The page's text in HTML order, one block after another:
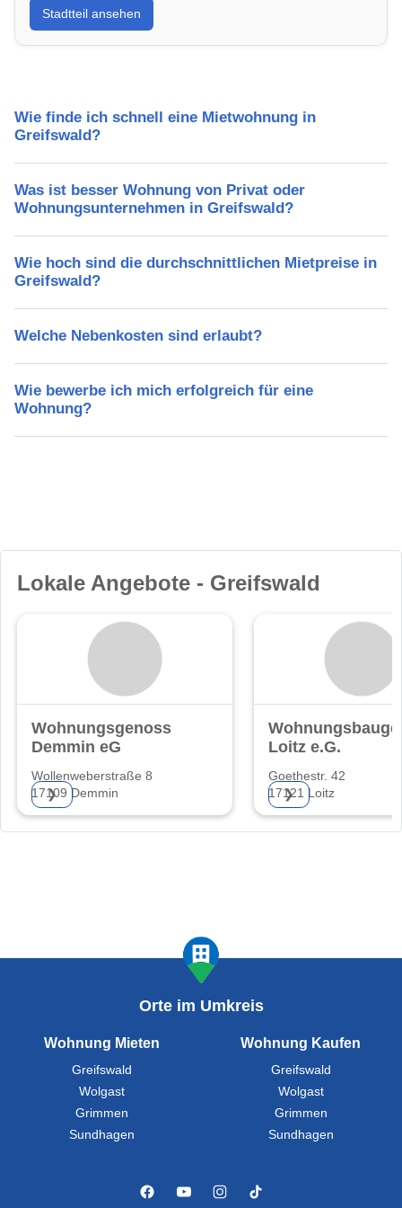
Lebensqualität, Verkehrsanbindung, Schulen,
Freizeitmöglichkeiten und Mietpreise.
Stadtteil ansehen
Wie finde ich schnell eine Mietwohnung in
Greifswald?
Was ist besser Wohnung von Privat oder
Wohnungsunternehmen in Greifswald?
Wie hoch sind die durchschnittlichen Mietpreise in
Greifswald?
Welche Nebenkosten sind erlaubt?
Wie bewerbe ich mich erfolgreich für eine
Wohnung?
Lokale Angebote - Greifswald
Wohnungsgenossenschaft
Demmin eG
Wollenweberstraße 8
17109 Demmin
❯
Loitz e.G.
Goethestr. 42
17121 Loitz
❯
Orte im Umkreis
Wohnung Mieten
Greifswald
Wolgast
Grimmen
Sundhagen
Wohnung Kaufen
Greifswald
Wolgast
Grimmen
Sundhagen